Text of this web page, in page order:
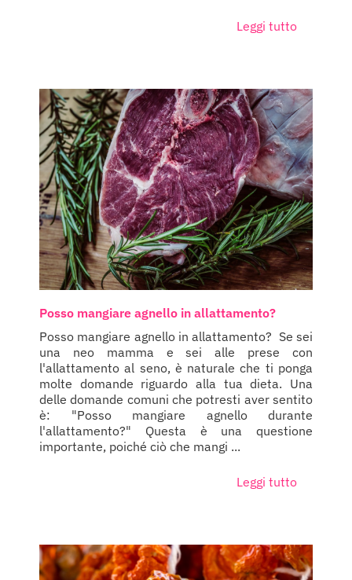
Leggi tutto
Posso mangiare agnello in allattamento?
Posso mangiare agnello in allattamento? Se sei
una neo mamma e sei alle prese con
l'allattamento al seno, è naturale che ti ponga
molte domande riguardo alla tua dieta. Una
delle domande comuni che potresti aver sentito
è: "Posso mangiare agnello durante
l'allattamento?" Questa è una questione
importante, poiché ciò che mangi ...
Leggi tutto